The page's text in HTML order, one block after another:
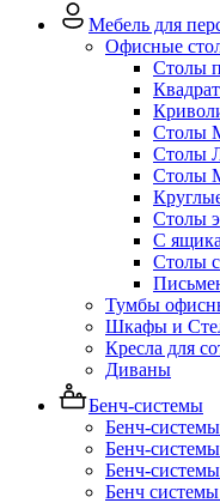
Мебель для
Офисные
Столы
Столы
Столы
Столы
Столы
С
Столы
Тумбы
Шкафы и
Кресла для
Диваны
Бенч-системы
Бенч-
Бенч-
Бенч-
Бенч